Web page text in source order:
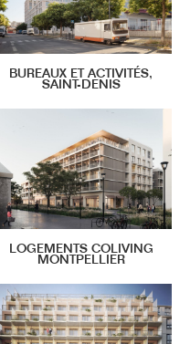
BUREAUX ET ACTIVITÉS,
SAINT-DENIS
LOGEMENTS COLIVING
MONTPELLIER